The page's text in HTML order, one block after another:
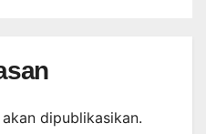
dipublikasikan.